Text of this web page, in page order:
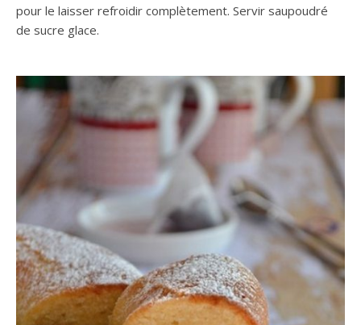
pour le laisser refroidir complètement. Servir saupoudré
de sucre glace.